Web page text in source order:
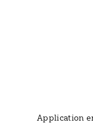
Application